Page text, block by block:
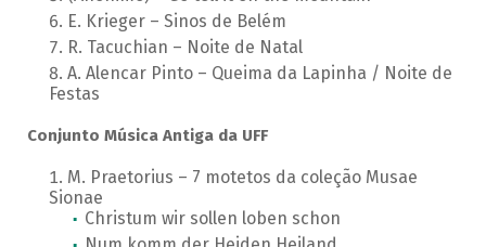
E. Krieger – Sinos de Belém
R. Tacuchian – Noite de Natal
A. Alencar Pinto – Queima da Lapinha / Noite de
Festas
Conjunto Música Antiga da UFF
M. Praetorius – 7 motetos da coleção Musae
Sionae
Christum wir sollen loben schon